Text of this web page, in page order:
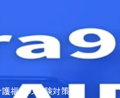
福祉の試験対策